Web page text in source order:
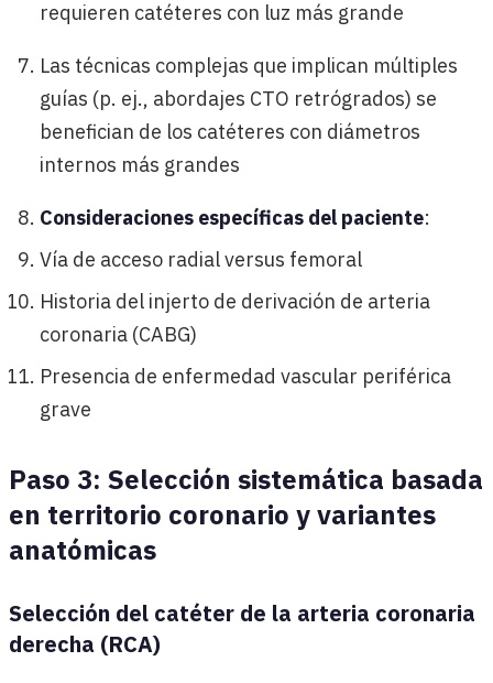
requieren catéteres con luz más grande
Las técnicas complejas que implican múltiples
guías (p. ej., abordajes CTO retrógrados) se
benefician de los catéteres con diámetros
internos más grandes
Consideraciones específicas del paciente:
Vía de acceso radial versus femoral
Historia del injerto de derivación de arteria
coronaria (CABG)
Presencia de enfermedad vascular periférica
grave
Paso 3: Selección sistemática basada
en territorio coronario y variantes
anatómicas
Selección del catéter de la arteria coronaria
derecha (RCA)